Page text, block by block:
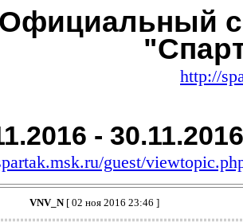
Официальный
http://
- 30.11.2016
guest/
VNV_N[ 02 ноя 2016 23:46 ]